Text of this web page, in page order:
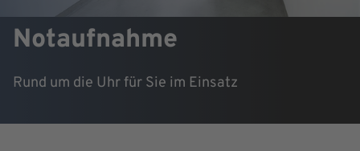
Notaufnahme
Rund um die Uhr für Sie im Einsatz